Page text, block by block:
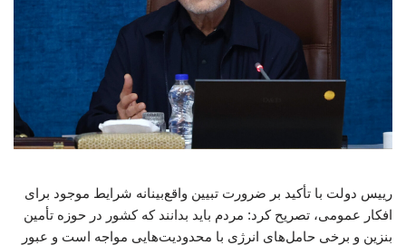
رییس دولت با تأکید بر ضرورت تبیین واقع‌بینانه شرایط موجود برای
افکار عمومی، تصریح کرد: مردم باید بدانند که کشور در حوزه تأمین
بنزین و برخی حامل‌های انرژی با محدودیت‌هایی مواجه است و عبور